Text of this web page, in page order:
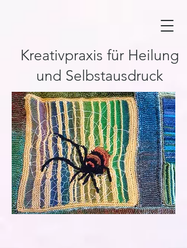
Kreativpraxis für Heilung
und Selbstausdruck